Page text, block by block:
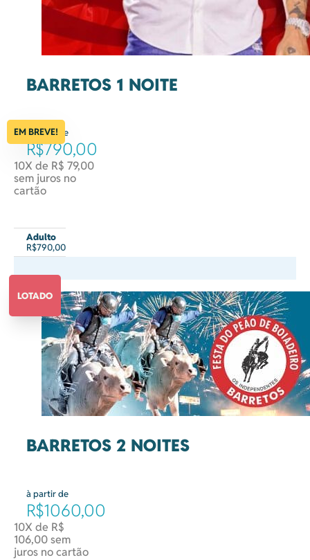
BARRETOS 1 NOITE
EM BREVE!
à partir de
R$790,00
10X de R$ 79,00
sem juros no
cartão
Adulto
R$790,00
LOTADO
BARRETOS 2 NOITES
à partir de
R$1060,00
10X de R$
106,00 sem
juros no cartão